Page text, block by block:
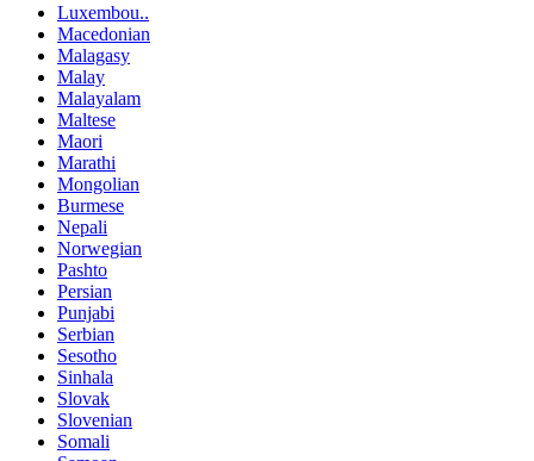
Luxembou..
Macedonian
Malagasy
Malay
Malayalam
Maltese
Maori
Marathi
Mongolian
Burmese
Nepali
Norwegian
Pashto
Persian
Punjabi
Serbian
Sesotho
Sinhala
Slovak
Slovenian
Somali